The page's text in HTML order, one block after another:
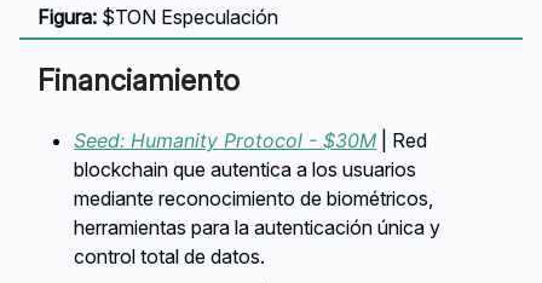
Figura: $TON Especulación
Financiamiento
Seed: Humanity Protocol - $30M | Red
blockchain que autentica a los usuarios
mediante reconocimiento de biométricos,
herramientas para la autenticación única y
control total de datos.